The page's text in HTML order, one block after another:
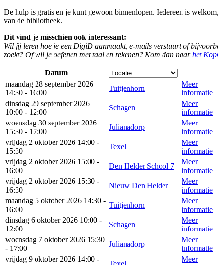
De hulp is gratis en je kunt gewoon binnenlopen. Iedereen is
van de bibliotheek.
Dit vind je misschien ook interessant:
Wil jij leren hoe je een DigiD aanmaakt, e-mails verstuurt of
zoekt? Of wil je oefenen met taal en rekenen? Kom dan naarhet
Datum
maandag 28 september 2026
14:30 - 16:00
Tuitjenhorn
Meer
informatie
dinsdag 29 september 2026
10:00 - 12:00
Schagen
Meer
informatie
woensdag 30 september 2026
15:30 - 17:00
Julianadorp
Meer
informatie
vrijdag 2 oktober 2026 14:00 -
15:30
Texel
Meer
informatie
vrijdag 2 oktober 2026 15:00 -
16:00
Den Helder School 7
Meer
informatie
vrijdag 2 oktober 2026 15:30 -
16:30
Nieuw Den Helder
Meer
informatie
maandag 5 oktober 2026 14:30 -
16:00
Tuitjenhorn
Meer
informatie
dinsdag 6 oktober 2026 10:00 -
12:00
Schagen
Meer
informatie
woensdag 7 oktober 2026 15:30
- 17:00
Julianadorp
Meer
informatie
vrijdag 9 oktober 2026 14:00 -
Texel
Meer